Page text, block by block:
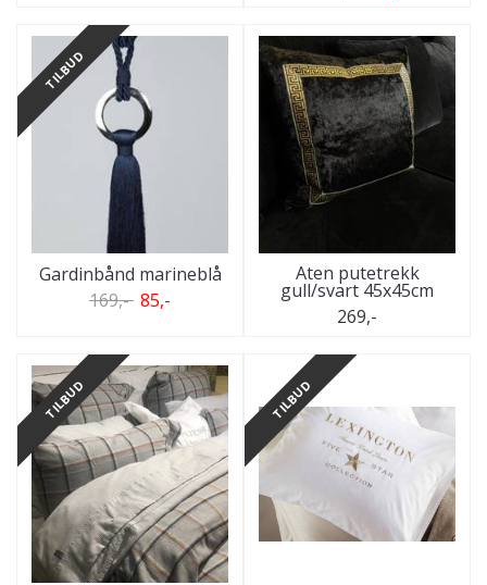
TILBUD
Gardinbånd marineblå
169,- 85,-
Aten putetrekk
gull/svart 45x45cm
269,-
TILBUD TILBUD